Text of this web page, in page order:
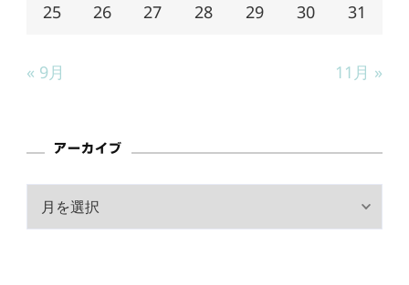
25 26 27 28 29 30 31
« 9月 11月 »
アーカイブ